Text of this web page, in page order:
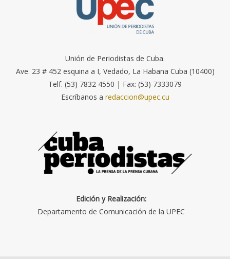
Unión de Periodistas de Cuba.
Ave. 23 # 452 esquina a I, Vedado, La Habana Cuba (10400)
Telf. (53) 7832 4550 | Fax: (53) 7333079
Escríbanos a redaccion@upec.cu
Edición y Realización:
Departamento de Comunicación de la UPEC